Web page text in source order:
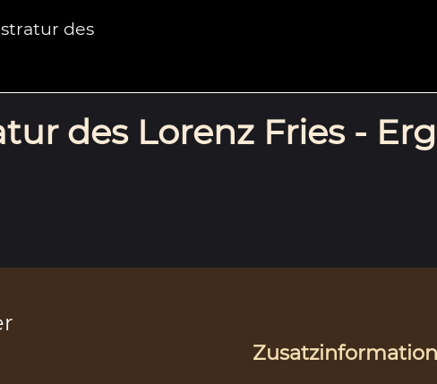
des
des Lorenz Fries -